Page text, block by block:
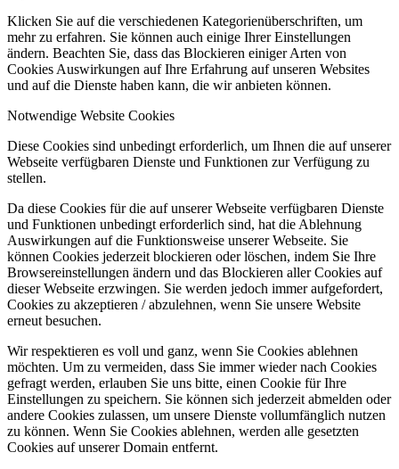
Klicken Sie auf die verschiedenen Kategorienüberschriften, um
mehr zu erfahren. Sie können auch einige Ihrer Einstellungen
ändern. Beachten Sie, dass das Blockieren einiger Arten von
Cookies Auswirkungen auf Ihre Erfahrung auf unseren Websites
und auf die Dienste haben kann, die wir anbieten können.
Notwendige Website Cookies
Diese Cookies sind unbedingt erforderlich, um Ihnen die auf unserer
Webseite verfügbaren Dienste und Funktionen zur Verfügung zu
stellen.
Da diese Cookies für die auf unserer Webseite verfügbaren Dienste
und Funktionen unbedingt erforderlich sind, hat die Ablehnung
Auswirkungen auf die Funktionsweise unserer Webseite. Sie
können Cookies jederzeit blockieren oder löschen, indem Sie Ihre
Browsereinstellungen ändern und das Blockieren aller Cookies auf
dieser Webseite erzwingen. Sie werden jedoch immer aufgefordert,
Cookies zu akzeptieren / abzulehnen, wenn Sie unsere Website
erneut besuchen.
Wir respektieren es voll und ganz, wenn Sie Cookies ablehnen
möchten. Um zu vermeiden, dass Sie immer wieder nach Cookies
gefragt werden, erlauben Sie uns bitte, einen Cookie für Ihre
Einstellungen zu speichern. Sie können sich jederzeit abmelden oder
andere Cookies zulassen, um unsere Dienste vollumfänglich nutzen
zu können. Wenn Sie Cookies ablehnen, werden alle gesetzten
Cookies auf unserer Domain entfernt.